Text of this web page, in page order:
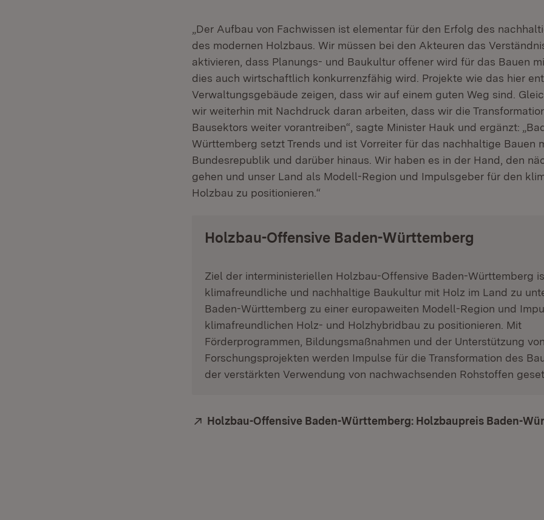
„Der Aufbau von Fachwissen ist elementar für den Erfolg des
des modernen Holzbaus. Wir müssen bei den Akteuren das
aktivieren, dass Planungs- und Baukultur offener wird für das Bauen
dies auch wirtschaftlich konkurrenzfähig wird. Projekte wie das hier
Verwaltungsgebäude zeigen, dass wir auf einem guten Weg sind.
wir weiterhin mit Nachdruck daran arbeiten, dass wir die
Bausektors weiter vorantreiben“, sagte Minister Hauk und ergänzt:
Württemberg setzt Trends und ist Vorreiter für das nachhaltige Bauen
Bundesrepublik und darüber hinaus. Wir haben es in der Hand, den
gehen und unser Land als Modell-Region und Impulsgeber für den
Holzbau zu positionieren.“
Holzbau-Offensive Baden-Württemberg
Ziel der interministeriellen Holzbau-Offensive Baden-Württemberg
klimafreundliche und nachhaltige Baukultur mit Holz im Land zu
Baden-Württemberg zu einer europaweiten Modell-Region und
klimafreundlichen Holz- und Holzhybridbau zu positionieren. Mit
Förderprogrammen, Bildungsmaßnahmen und der Unterstützung von
Forschungsprojekten werden Impulse für die Transformation des
der verstärkten Verwendung von nachwachsenden Rohstoffen
Extern:
Holzbau-Offensive Baden-Württemberg: Holzbaupreis Baden-